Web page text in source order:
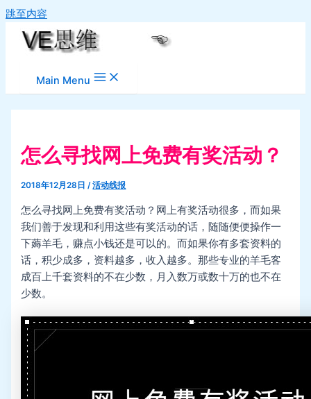
跳至内容
Main Menu
怎么寻找网上免费有奖活动？
2018年12月28日/活动线报
怎么寻找网上免费有奖活动？网上有奖活动很多，而如果
我们善于发现和利用这些有奖活动的话，随随便便操作一
下薅羊毛，赚点小钱还是可以的。而如果你有多套资料的
话，积少成多，资料越多，收入越多。那些专业的羊毛客
成百上千套资料的不在少数，月入数万或数十万的也不在
少数。